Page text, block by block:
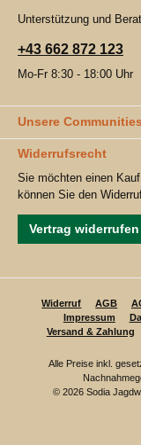
Unterstützung und
+43 662 872 123
Mo-Fr 8:30 - 18:00 Uhr
Unsere Communities
Widerrufsrecht
Sie möchten einen
können Sie den
Vertrag widerrufen
Widerruf AGB
Impressum
Versand & Zahlung
Alle Preise inkl.
© 2026 Sodia